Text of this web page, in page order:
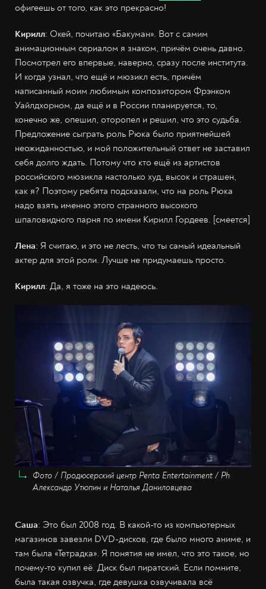
офигеешь от того, как это прекрасно!
Кирилл: Окей, почитаю «Бакуман». Вот с самим
анимационным сериалом я знаком, причём очень давно.
Посмотрел его впервые, наверно, сразу после института.
И когда узнал, что ещё и мюзикл есть, причём
написанный моим любимым композитором Фрэнком
Уайлдхорном, да ещё и в России планируется, то,
конечно же, опешил, оторопел и решил, что это судьба.
Предложение сыграть роль Рюка было приятнейшей
неожиданностью, и мой положительный ответ не заставил
себя долго ждать. Потому что кто ещё из артистов
российского мюзикла настолько худ, высок и страшен,
как я? Поэтому ребята подсказали, что на роль Рюка
надо взять именно этого странного высокого
шпаловидного парня по имени Кирилл Гордеев. [смеется]
Лена: Я считаю, и это не лесть, что ты самый идеальный
актер для этой роли. Лучше не придумаешь просто.
Кирилл: Да, я тоже на это надеюсь.
Фото / Продюсерский центр Penta Entertainment / Ph
Александр Утюпин и Наталья Даниловцева
Саша: Это был 2008 год. В какой-то из компьютерных
магазинов завезли DVD-дисков, где было много аниме, и
там была «Тетрадка». Я понятия не имел, что это такое, но
почему-то купил её. Диск был пиратский. Если помните,
была такая озвучка, где девушка озвучивала всё